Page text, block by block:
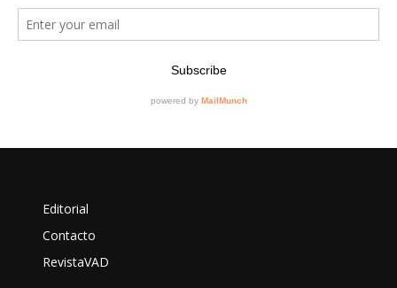
Editorial
Contacto
RevistaVAD